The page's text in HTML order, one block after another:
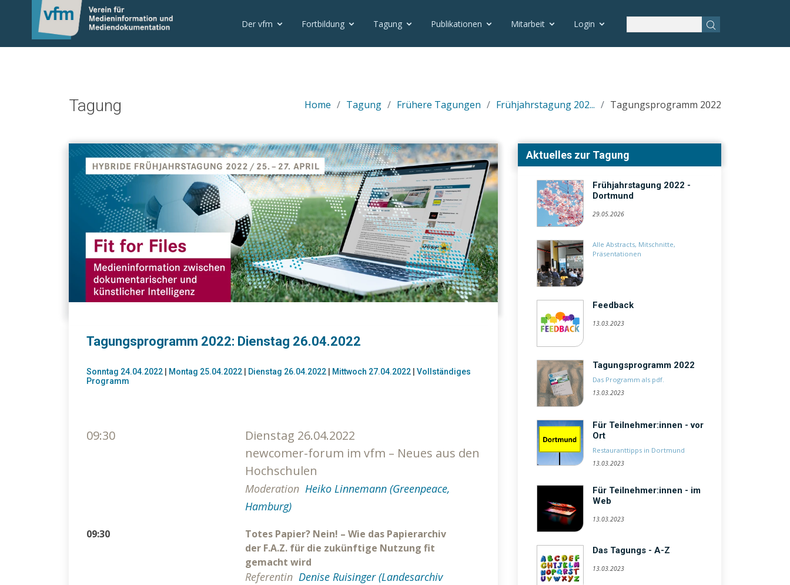
Der vfm Fortbildung Tagung Publikationen Mitarbeit Login
Tagung Home Tagung Frühere Tagungen Frühjahrstagung 202... Tagungsprogramm 2022
Tagungsprogramm 2022: Dienstag 26.04.2022
Sonntag 24.04.2022 Montag 25.04.2022 Dienstag 26.04.2022 Mittwoch 27.04.2022
Vollständiges
Programm
09:30
Dienstag 26.04.2022
newcomer-forum im vfm – Neues aus den
Hochschulen
Moderation Heiko Linnemann (Greenpeace,
Hamburg)
09:30
Totes Papier? Nein! – Wie das Papierarchiv
der F.A.Z. für die zukünftige Nutzung fit
gemacht wird
Referentin Denise Ruisinger (Landesarchiv
Aktuelles zur Tagung
Frühjahrstagung 2022 -
Dortmund
29.05.2026
Alle Abstracts, Mitschnitte,
Präsentationen
Feedback
13.03.2023
Tagungsprogramm 2022
Das Programm als pdf.
13.03.2023
Für Teilnehmer:innen - vor
Ort
Restauranttipps in Dortmund
13.03.2023
Für Teilnehmer:innen - im
Web
13.03.2023
Das Tagungs - A-Z
13.03.2023